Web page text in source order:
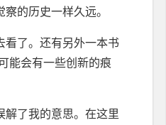
的历史一样久远。
看了。还有另外一本书
能会有一些创新的痕
了我的意思。在这里